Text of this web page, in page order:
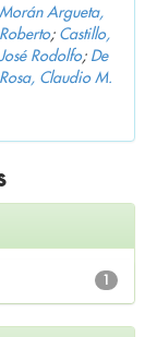
Morán Argueta,
Roberto; Castillo,
José Rodolfo; De
Rosa, Claudio M.
1